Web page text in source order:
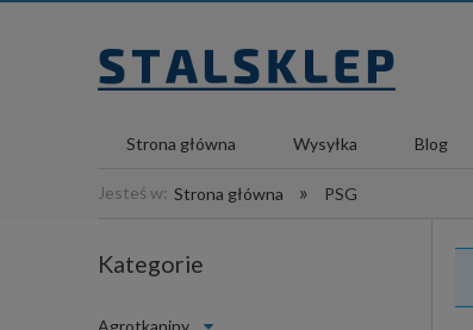
Strona główna Wysyłka Blog
Jesteś w: Strona główna » PSG
Kategorie
Agrotkaniny